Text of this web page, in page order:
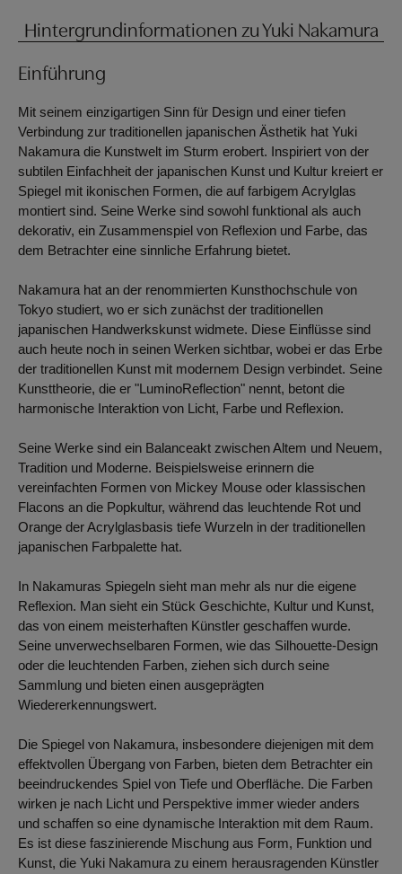
Hintergrundinformationen zu Yuki Nakamura
Einführung
Mit seinem einzigartigen Sinn für Design und einer tiefen
Verbindung zur traditionellen japanischen Ästhetik hat Yuki
Nakamura die Kunstwelt im Sturm erobert. Inspiriert von der
subtilen Einfachheit der japanischen Kunst und Kultur kreiert er
Spiegel mit ikonischen Formen, die auf farbigem Acrylglas
montiert sind. Seine Werke sind sowohl funktional als auch
dekorativ, ein Zusammenspiel von Reflexion und Farbe, das
dem Betrachter eine sinnliche Erfahrung bietet.
Nakamura hat an der renommierten Kunsthochschule von
Tokyo studiert, wo er sich zunächst der traditionellen
japanischen Handwerkskunst widmete. Diese Einflüsse sind
auch heute noch in seinen Werken sichtbar, wobei er das Erbe
der traditionellen Kunst mit modernem Design verbindet. Seine
Kunsttheorie, die er "LuminoReflection" nennt, betont die
harmonische Interaktion von Licht, Farbe und Reflexion.
Seine Werke sind ein Balanceakt zwischen Altem und Neuem,
Tradition und Moderne. Beispielsweise erinnern die
vereinfachten Formen von Mickey Mouse oder klassischen
Flacons an die Popkultur, während das leuchtende Rot und
Orange der Acrylglasbasis tiefe Wurzeln in der traditionellen
japanischen Farbpalette hat.
In Nakamuras Spiegeln sieht man mehr als nur die eigene
Reflexion. Man sieht ein Stück Geschichte, Kultur und Kunst,
das von einem meisterhaften Künstler geschaffen wurde.
Seine unverwechselbaren Formen, wie das Silhouette-Design
oder die leuchtenden Farben, ziehen sich durch seine
Sammlung und bieten einen ausgeprägten
Wiedererkennungswert.
Die Spiegel von Nakamura, insbesondere diejenigen mit dem
effektvollen Übergang von Farben, bieten dem Betrachter ein
beeindruckendes Spiel von Tiefe und Oberfläche. Die Farben
wirken je nach Licht und Perspektive immer wieder anders
und schaffen so eine dynamische Interaktion mit dem Raum.
Es ist diese faszinierende Mischung aus Form, Funktion und
Kunst, die Yuki Nakamura zu einem herausragenden Künstler